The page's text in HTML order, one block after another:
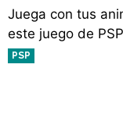
Juega con tus
este juego de PSP
PSP